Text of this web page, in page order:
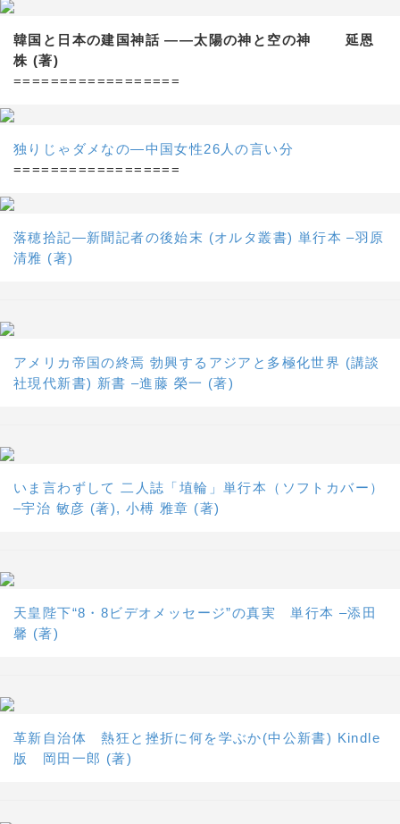
韓国と日本の建国神話 ——太陽の神と空の神 延恩
株 (著)
==================
独りじゃダメなの―中国女性26人の言い分
==================
落穂拾記―新聞記者の後始末 (オルタ叢書) 単行本 –羽原
清雅 (著)
アメリカ帝国の終焉 勃興するアジアと多極化世界 (講談
社現代新書) 新書 –進藤 榮一 (著)
いま言わずして 二人誌「埴輪」単行本（ソフトカバー）
–宇治 敏彦 (著), 小榑 雅章 (著)
天皇陛下“8・8ビデオメッセージ”の真実 単行本 –添田
馨 (著)
革新自治体 熱狂と挫折に何を学ぶか(中公新書) Kindle
版 岡田一郎 (著)